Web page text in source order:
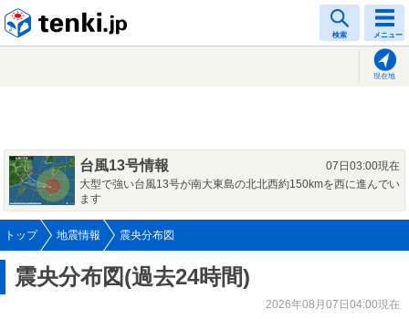
検索 メニュー
現在地
台風13号情報
07日03:00現在
大型で強い台風13号が南大東島の北北西約150kmを西に進んでい
ます
トップ 地震情報 震央分布図
震央分布図(過去24時間)
2026年08月07日04:00現在